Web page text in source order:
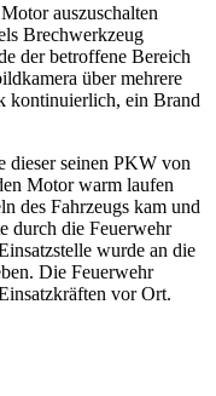
auszuschalten
Brechwerkzeug
der betroffene Bereich
über mehrere
kontinuierlich, ein Brand
dieser seinen PKW von
Motor warm laufen
des Fahrzeugs kam und
durch die Feuerwehr
wurde an die
Die Feuerwehr
vor Ort.